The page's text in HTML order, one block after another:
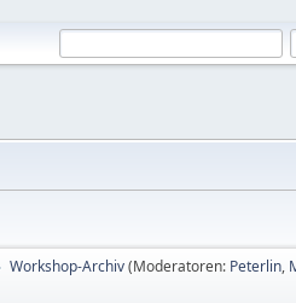
Workshop-Archiv(Moderatoren: Peterlin,